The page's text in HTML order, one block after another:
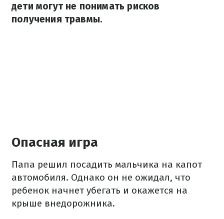
дети могут не понимать рисков
получения травмы.
Опасная игра
Папа решил посадить мальчика на капот
автомобиля. Однако он не ожидал, что
ребенок начнет убегать и окажется на
крыше внедорожника.